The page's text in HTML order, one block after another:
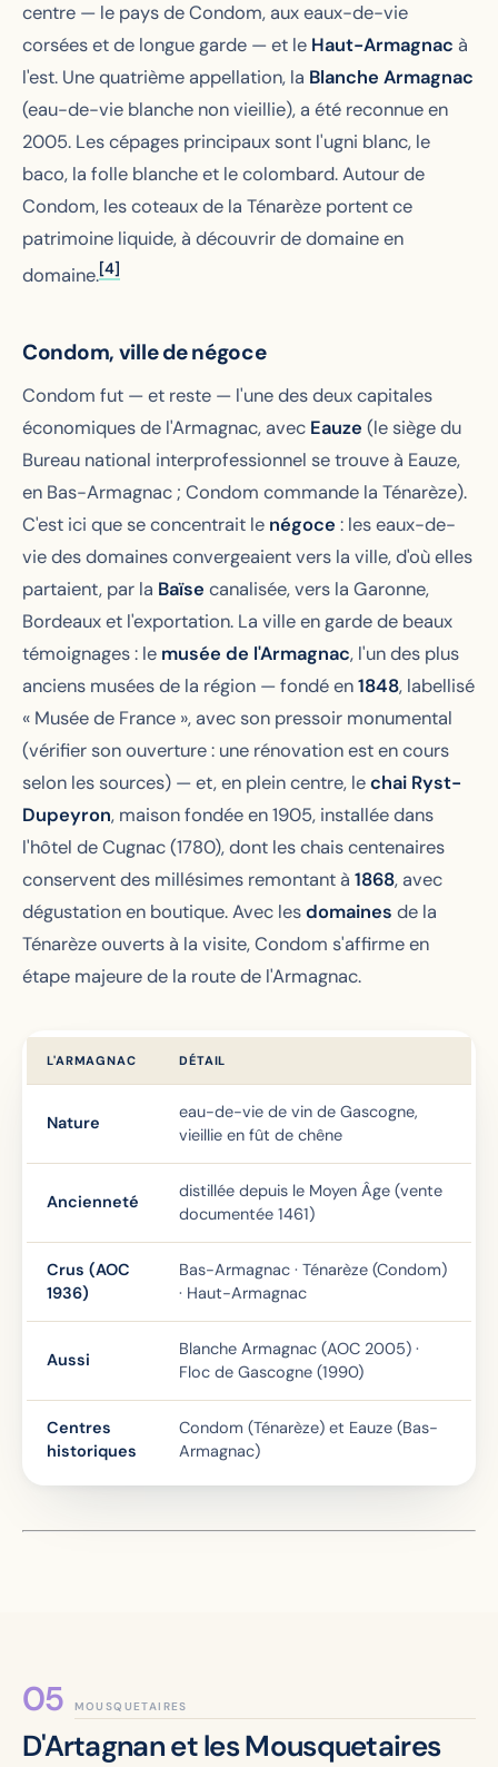
centre — le pays de Condom, aux eaux-de-vie
corsées et de longue garde — et le Haut-Armagnac à
l'est. Une quatrième appellation, la Blanche Armagnac
(eau-de-vie blanche non vieillie), a été reconnue en
2005. Les cépages principaux sont l'ugni blanc, le
baco, la folle blanche et le colombard. Autour de
Condom, les coteaux de la Ténarèze portent ce
patrimoine liquide, à découvrir de domaine en
domaine.[4]
Condom, ville de négoce
Condom fut — et reste — l'une des deux capitales
économiques de l'Armagnac, avec Eauze (le siège du
Bureau national interprofessionnel se trouve à Eauze,
en Bas-Armagnac ; Condom commande la Ténarèze).
C'est ici que se concentrait le négoce : les eaux-de-
vie des domaines convergeaient vers la ville, d'où elles
partaient, par la Baïse canalisée, vers la Garonne,
Bordeaux et l'exportation. La ville en garde de beaux
témoignages : le musée de l'Armagnac, l'un des plus
anciens musées de la région — fondé en1848, labellisé
« Musée de France », avec son pressoir monumental
(vérifier son ouverture : une rénovation est en cours
selon les sources) — et, en plein centre, lechai Ryst-
Dupeyron, maison fondée en 1905, installée dans
l'hôtel de Cugnac (1780), dont les chais centenaires
conservent des millésimes remontant à 1868, avec
dégustation en boutique. Avec lesdomaines de la
Ténarèze ouverts à la visite, Condom s'affirme en
étape majeure de la route de l'Armagnac.
L'ARMAGNAC DÉTAIL
Nature
eau-de-vie de vin de Gascogne,
vieillie en fût de chêne
Ancienneté
distillée depuis le Moyen Âge (vente
documentée 1461)
Crus (AOC
1936)
Bas-Armagnac · Ténarèze (Condom)
· Haut-Armagnac
Aussi
Blanche Armagnac (AOC 2005) ·
Floc de Gascogne (1990)
Centres
historiques
Condom (Ténarèze) et Eauze (Bas-
Armagnac)
MOUSQUETAIRES
D'Artagnan et les Mousquetaires